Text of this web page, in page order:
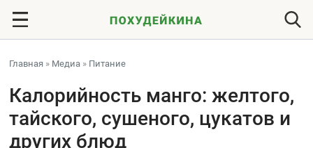
Главная » Медиа » Питание
Калорийность манго: желтого,
тайского, сушеного, цукатов и
других блюд